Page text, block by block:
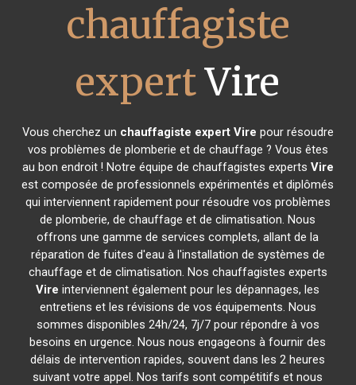
chauffagiste
expertVire
Vous cherchez un chauffagiste expert Vire pour résoudre
vos problèmes de plomberie et de chauffage ? Vous êtes
au bon endroit ! Notre équipe de chauffagistes experts Vire
est composée de professionnels expérimentés et diplômés
qui interviennent rapidement pour résoudre vos problèmes
de plomberie, de chauffage et de climatisation. Nous
offrons une gamme de services complets, allant de la
réparation de fuites d'eau à l'installation de systèmes de
chauffage et de climatisation. Nos chauffagistes experts
Vire interviennent également pour les dépannages, les
entretiens et les révisions de vos équipements. Nous
sommes disponibles 24h/24, 7j/7 pour répondre à vos
besoins en urgence. Nous nous engageons à fournir des
délais de intervention rapides, souvent dans les 2 heures
suivant votre appel. Nos tarifs sont compétitifs et nous